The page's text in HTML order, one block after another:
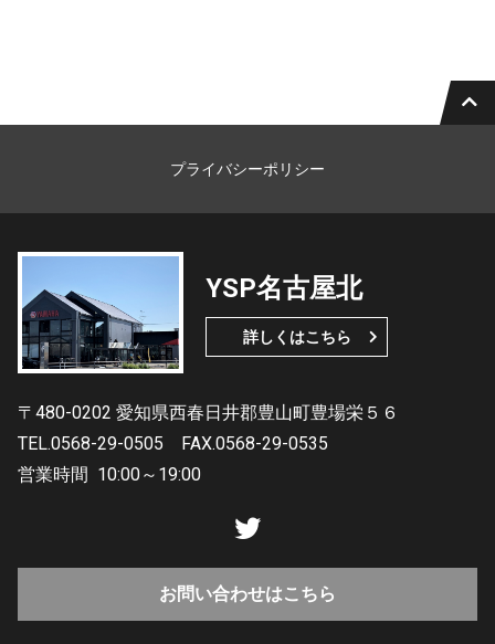
プライバシーポリシー
YSP名古屋北
詳しくはこちら
〒480-0202 愛知県西春日井郡豊山町豊場栄５６
TEL.0568-29-0505
FAX.0568-29-0535
営業時間 10:00～19:00
お問い合わせはこちら